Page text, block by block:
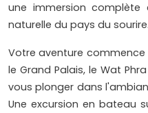
une immersion
naturelle du pays du sourire.
Votre aventure commence
le Grand Palais, le Wat
vous plonger dans
Une excursion en bateau